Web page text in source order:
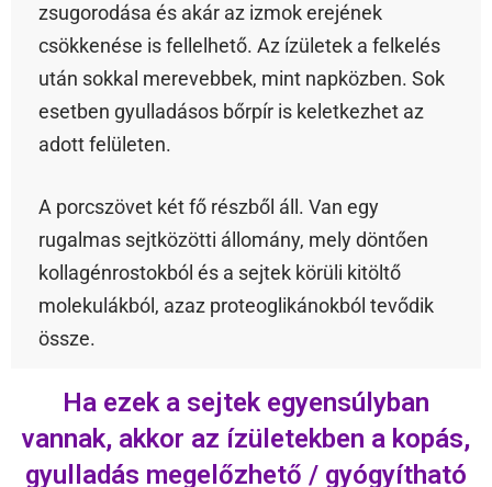
zsugorodása és akár az izmok erejének
csökkenése is fellelhető. Az ízületek a felkelés
után sokkal merevebbek, mint napközben. Sok
esetben gyulladásos bőrpír is keletkezhet az
adott felületen.
A porcszövet két fő részből áll. Van egy
rugalmas sejtközötti állomány, mely döntően
kollagénrostokból és a sejtek körüli kitöltő
molekulákból, azaz proteoglikánokból tevődik
össze.
Ha ezek a sejtek egyensúlyban
vannak, akkor az ízületekben a kopás,
gyulladás megelőzhető / gyógyítható